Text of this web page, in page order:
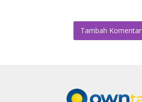
Tambah Komentar